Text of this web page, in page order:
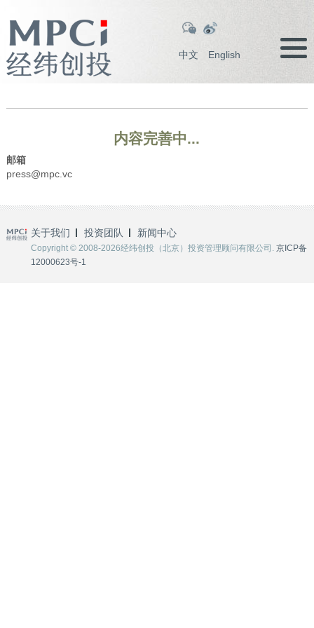
中文 English
内容完善中...
邮箱
press@mpc.vc
关于我们 投资团队 新闻中心
Copyright © 2008-2026经纬创投（北京）投资管理顾问有限公司. 京ICP备
12000623号-1